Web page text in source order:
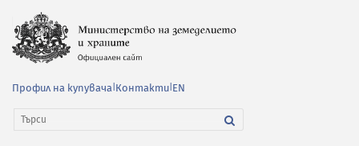
Профил на купувача Контакти EN